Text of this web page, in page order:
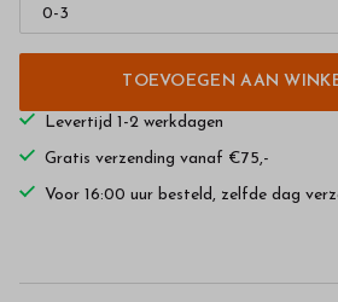
TOEVOEGEN AAN
Levertijd 1-2 werkdagen
Gratis verzending vanaf €75,-
Voor 16:00 uur besteld, zelfde dag